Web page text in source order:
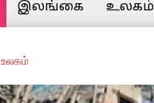
இலங்கை உலகம்
உலகம்